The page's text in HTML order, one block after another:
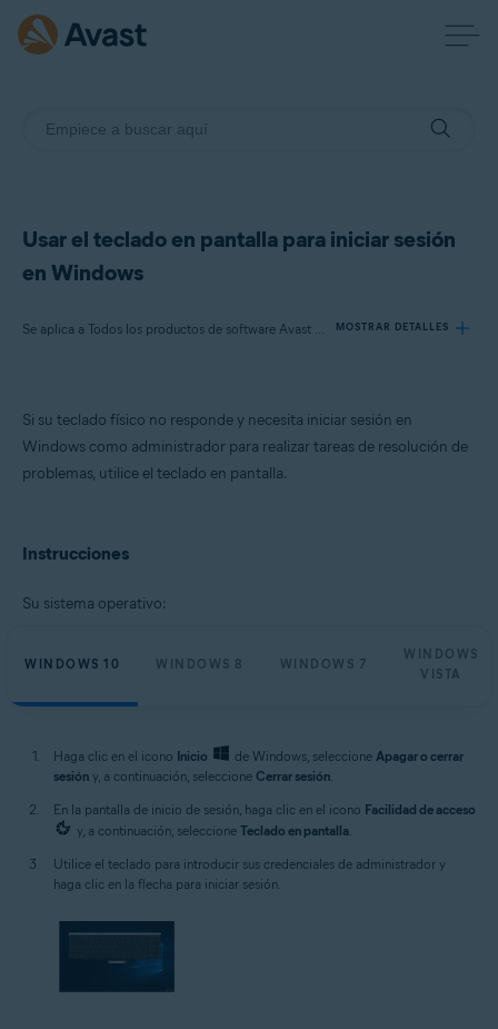
Usar el teclado en pantalla para iniciar sesión
en Windows
Se aplica a Todos los productos de software Avast disponibles MOSTRAR DETALLES
Productos:
Todos los productos de software Avast disponibles
Microsoft Windows 8.1/Pro/Enterprise - 32 o 64 bits
Microsoft Windows 7 Home Basic/Home
Enterprise / Ultimate - Service Pack 2, 32 o 64 bits
Si su teclado físico no responde y necesita iniciar sesión en
Windows como administrador para realizar tareas de resolución de
problemas, utilice el teclado en pantalla.
Instrucciones
Su sistema operativo:
WINDOWS 10 WINDOWS 8 WINDOWS 7
WINDOWS
VISTA
Haga clic en el icono Inicio de Windows, seleccione Apagar o cerrar
sesión y, a continuación, seleccione Cerrar sesión.
En la pantalla de inicio de sesión, haga clic en el icono Facilidad de acceso
y, a continuación, seleccione Teclado en pantalla.
Utilice el teclado para introducir sus credenciales de administrador y
haga clic en la flecha para iniciar sesión.